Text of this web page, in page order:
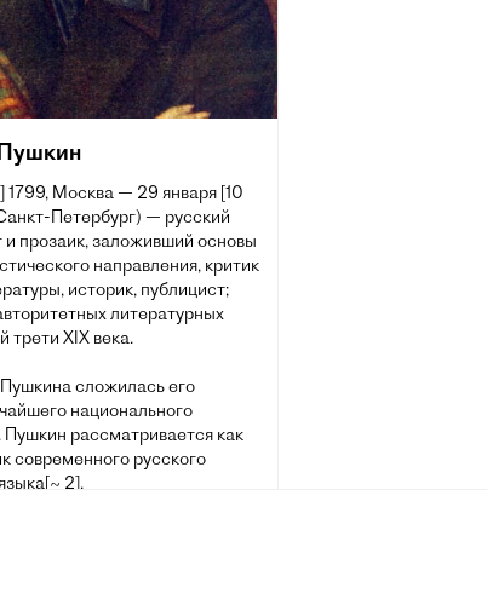
Москва — 29 января [10
Петербург) — русский
и прозаик, заложивший основы
направления, критик
историк, публицист;
литературных
трети XIX века.
сложилась его
национального
Пушкин рассматривается как
современного русского
2].